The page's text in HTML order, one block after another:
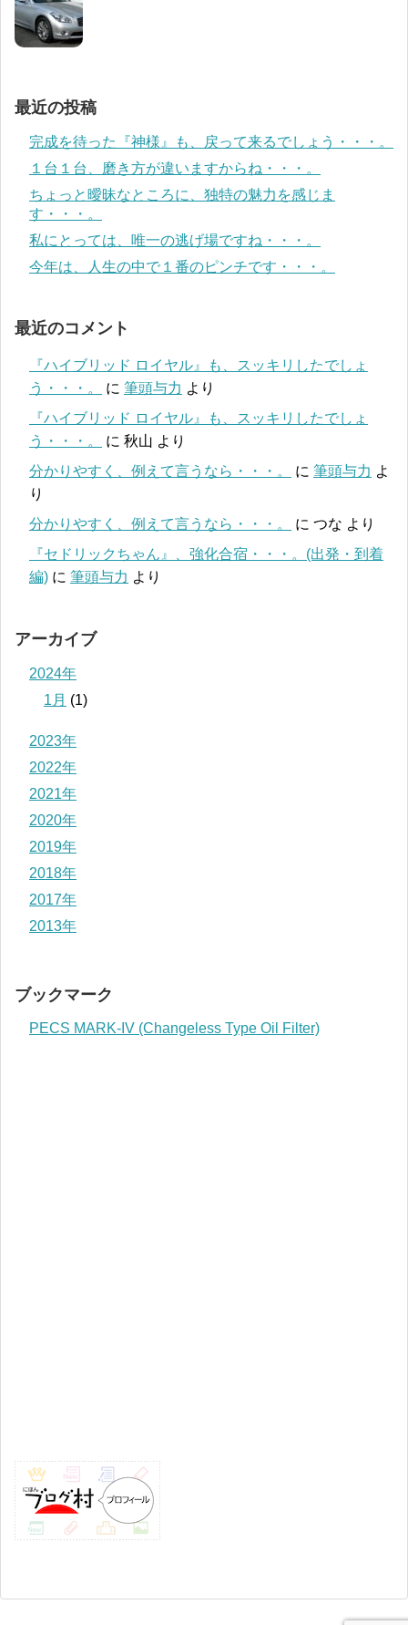
最近の投稿
完成を待った『神様』も、戻って来るでしょう・・・。
１台１台、磨き方が違いますからね・・・。
ちょっと曖昧なところに、独特の魅力を感じま
す・・・。
私にとっては、唯一の逃げ場ですね・・・。
今年は、人生の中で１番のピンチです・・・。
最近のコメント
『ハイブリッド ロイヤル』も、スッキリしたでしょ
う・・・。
に 筆頭与力 より
『ハイブリッド ロイヤル』も、スッキリしたでしょ
う・・・。
に 秋山 より
分かりやすく、例えて言うなら・・・。
に 筆頭与力 よ
り
分かりやすく、例えて言うなら・・・。
に つな より
『セドリックちゃん』、強化合宿・・・。(出発・到着
編) に 筆頭与力 より
アーカイブ
2024年
1月 (1)
2023年
2022年
2021年
2020年
2019年
2018年
2017年
2013年
ブックマーク
PECS MARK-IV (Changeless Type Oil Filter)